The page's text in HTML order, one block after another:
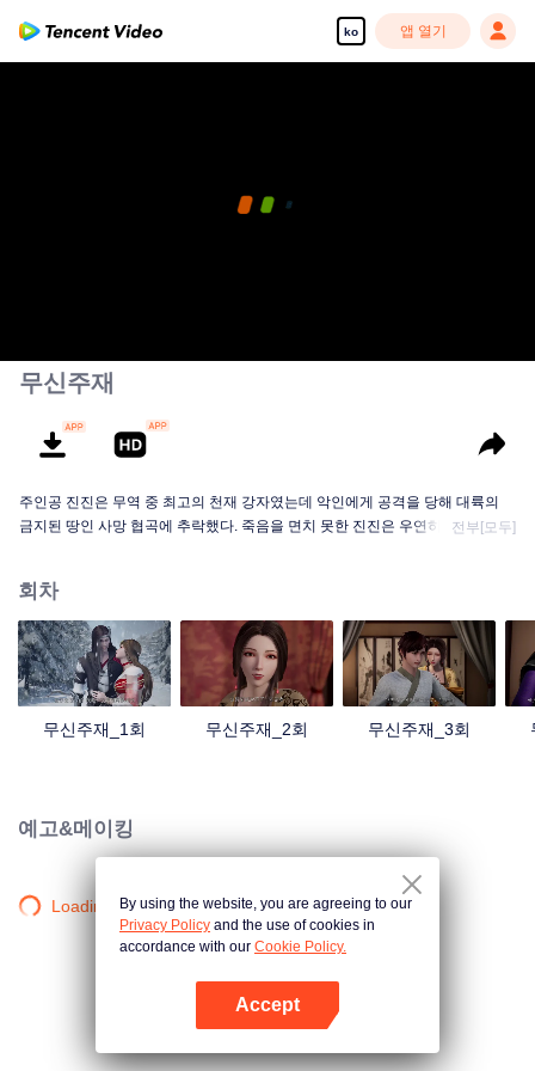
ko 앱 열기
무신주재
주인공 진진은 무역 중 최고의 천재 강자였는데 악인에게 공격을 당해 대륙의
금지된 땅인 사망 협곡에 추락했다. 죽음을 면치 못한 진진은 우연히 신비한 고
을 지키기 위해 진진은 의연하게 천하 다섯 나라를 지키는 큰 임무를 짊어지고,
다시 한번 무도길을 밟았다.
전부[모두]
회차
무신주재_1회 무신주재_2회 무신주재_3회
예고&메이킹
Loading…By using the website, you are agreeing to our
Privacy Policy and the use of cookies in
accordance with our Cookie Policy.
Accept